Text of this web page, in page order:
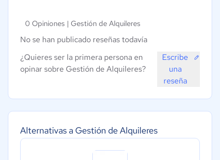
Alternativas a Gestión de Alquileres
0 Opiniones | Gestión de Alquileres
No se han publicado reseñas todavía
¿Quieres ser la primera persona en
opinar sobre Gestión de Alquileres?
Escribe
una
reseña